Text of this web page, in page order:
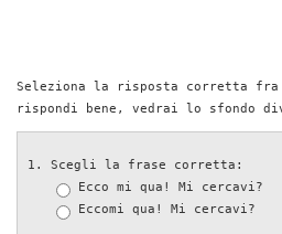
Seleziona la risposta corretta
rispondi bene, vedrai lo sfondo
Scegli la frase corretta:
Ecco mi qua! Mi cercavi?
Eccomi qua! Mi cercavi?